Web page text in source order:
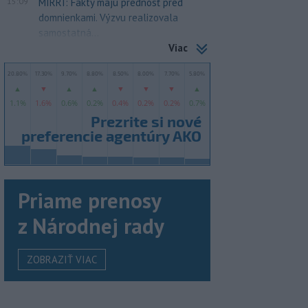
domnienkami. Výzvu realizovala
samostatná...
Viac
Priame prenosy
z Národnej rady
ZOBRAZIŤ VIAC